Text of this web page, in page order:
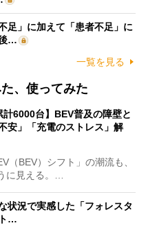
足」に加えて「患者不足」に
…
一覧を見る
、使ってみた
計6000台】BEV普及の障壁と
安」「充電のストレス」解
BEV）シフト」の潮流も、
に見える。…
状況で実感した「フォレスタ
…